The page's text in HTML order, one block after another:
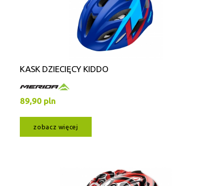
KASK DZIECIĘCY KIDDO
89,90 pln
zobacz więcej